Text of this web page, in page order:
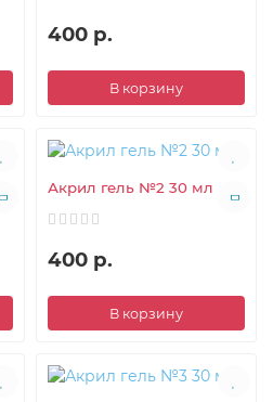
400 р.
В корзину
Акрил гель №2 30 мл
400 р.
В корзину